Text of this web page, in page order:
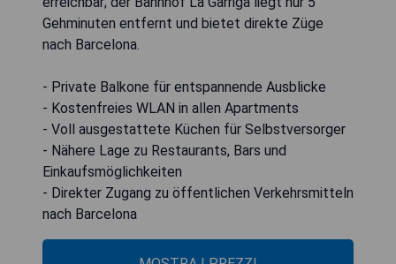
Gehminuten entfernt und bietet direkte Züge
nach Barcelona.
- Private Balkone für entspannende Ausblicke
- Kostenfreies WLAN in allen Apartments
- Voll ausgestattete Küchen für Selbstversorger
- Nähere Lage zu Restaurants, Bars und
Einkaufsmöglichkeiten
- Direkter Zugang zu öffentlichen Verkehrsmitteln
nach Barcelona